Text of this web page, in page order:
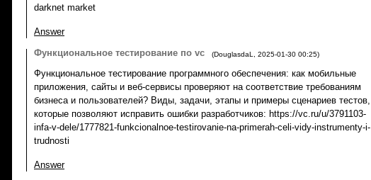
darknet market
Answer
Функциональное тестирование по vc
(DouglasdaL 2025-01-30 00:25)
Функциональное тестирование программного обеспечения: как мобильные
приложения, сайты и веб-сервисы проверяют на соответствие требованиям
бизнеса и пользователей? Виды, задачи, этапы и примеры сценариев тестов,
которые позволяют исправить ошибки разработчиков: https://vc.ru/u/3791103-
infa-v-dele/1777821-funkcionalnoe-testirovanie-na-primerah-celi-vidy-instrumenty-i-
trudnosti
Answer